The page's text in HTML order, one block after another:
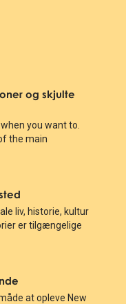
og skjulte
you want to.
the main
liv, historie, kultur
er tilgængelige
at opleve New